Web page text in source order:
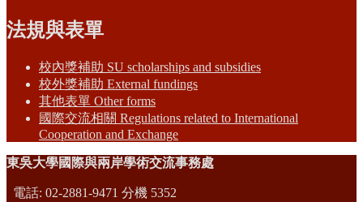
法規與表單
校內獎補助 SU scholarships and subsidies
校外獎補助 External fundings
其他表單 Other forms
國際交流相關 Regulations related to International
Cooperation and Exchange
東吳大學國際與兩岸學術交流事務處
電話: 02-2881-9471 分機 5352